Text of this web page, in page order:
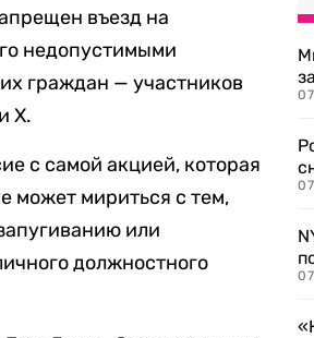
въезд на
недопустимыми
граждан — участников
X.
с самой акцией, которая
может мириться с тем,
или
должностного